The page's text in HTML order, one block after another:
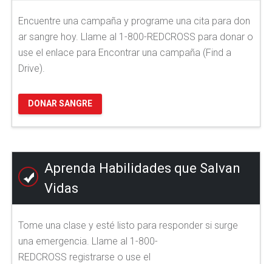
Encuentre una campaña y programe una cita para don
ar sangre hoy. Llame al 1-800-REDCROSS para donar o
use el enlace para Encontrar una campaña (Find a
Drive).
DONAR SANGRE
Aprenda Habilidades que Salvan
Vidas
Tome una clase y esté listo para responder si surge
una emergencia. Llame al 1-800-
REDCROSS registrarse o use el